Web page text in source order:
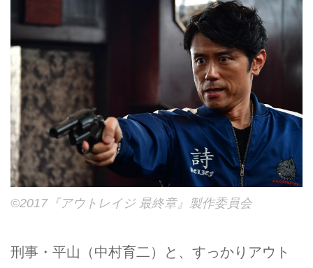
©2017『アウトレイジ 最終章』製作委員会
刑事・平山（中村育二）と、すっかりアウト